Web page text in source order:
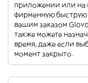
приложении или на
фирменную быструю
вашим заказом
также можете
время, даже если
момент закрыто.